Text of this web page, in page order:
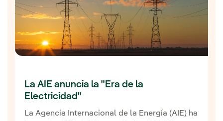
La AIE anuncia la "Era de la
Electricidad"
La Agencia Internacional de la Energía (AIE) ha